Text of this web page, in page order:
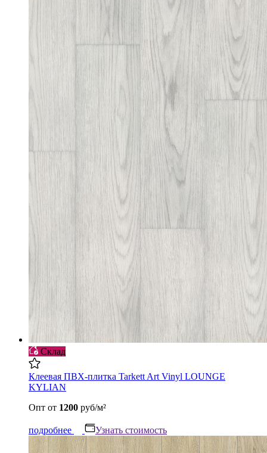
Склад
Клеевая ПВХ-плитка Tarkett Art Vinyl LOUNGE
KYLIAN
Опт от 1200 руб/м²
подробнее Узнать стоимость